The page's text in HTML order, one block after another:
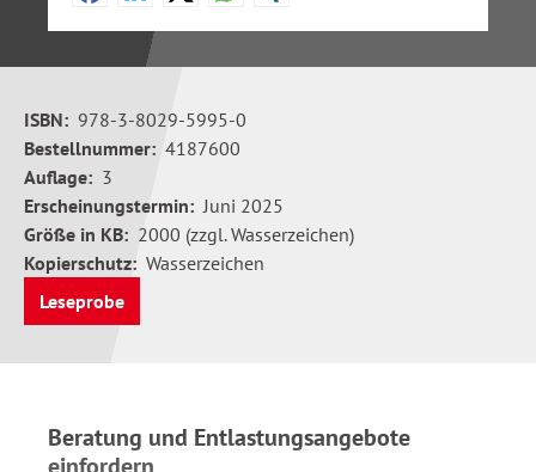
ISBN: 978-3-8029-5995-0
Bestellnummer: 4187600
Auflage: 3
Erscheinungstermin: Juni 2025
Größe in KB: 2000 (zzgl. Wasserzeichen)
Kopierschutz: Wasserzeichen
Leseprobe
Beratung und Entlastungsangebote